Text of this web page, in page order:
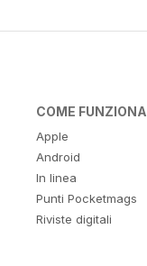
COME FUNZIONA
Apple
Android
In linea
Punti Pocketmags
Riviste digitali